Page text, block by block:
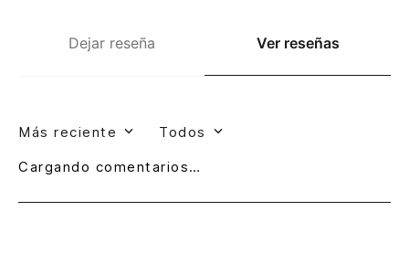
Dejar reseña Ver reseñas
Más reciente Todos
Cargando comentarios…